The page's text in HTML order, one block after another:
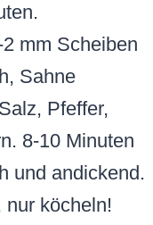
mm Scheiben
Sahne
Pfeffer,
8-10 Minuten
und andickend.
nur köcheln!